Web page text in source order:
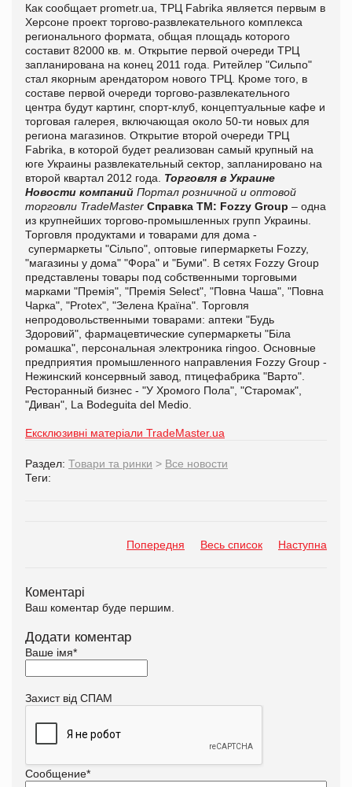
Как сообщает prometr.ua, ТРЦ Fabrika является первым в
Херсоне проект торгово-развлекательного комплекса
регионального формата, общая площадь которого
составит 82000 кв. м. Открытие первой очереди ТРЦ
запланирована на конец 2011 года. Ритейлер "Сильпо"
стал якорным арендатором нового ТРЦ. Кроме того, в
составе первой очереди торгово-развлекательного
центра будут картинг, спорт-клуб, концептуальные кафе и
торговая галерея, включающая около 50-ти новых для
региона магазинов. Открытие второй очереди ТРЦ
Fabrika, в которой будет реализован самый крупный на
юге Украины развлекательный сектор, запланировано на
второй квартал 2012 года. Торговля в Украине
Новости компаний Портал розничной и оптовой
торговли TradeMaster Справка ТМ: Fozzy Group – одна
из крупнейших торгово-промышленных групп Украины.
Торговля продуктами и товарами для дома -
супермаркеты "Сільпо", оптовые гипермаркеты Fozzy,
"магазины у дома" "Фора" и "Буми". В сетях Fozzy Group
представлены товары под собственными торговыми
марками "Премія", "Премія Select", "Повна Чаша", "Повна
Чарка", "Protex", "Зелена Країна". Торговля
непродовольственными товарами: аптеки "Будь
Здоровий", фармацевтические супермаркеты "Біла
ромашка", персональная электроника ringoo. Основные
предприятия промышленного направления Fozzy Group -
Нежинский консервный завод, птицефабрика "Варто".
Ресторанный бизнес - "У Хромого Пола", "Старомак",
"Диван", La Bodeguita del Medio.
Ексклюзивні матеріали TradeMaster.ua
Раздел: Товари та ринки > Все новости
Теги:
Попередня Весь список Наступна
Коментарі
Ваш коментар буде першим.
Додати коментар
Ваше імя*
Захист від СПАМ
Сообщение*